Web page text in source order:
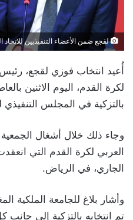
لقجع ضمن الأعضاء التنفيذيين للاتحاد
أُعيد انتخاب فوزي لقجع، رئيس
لكرة القدم، اليوم الاثنين
بالتزكية في المجلس التنفيذي
الجاري، في الرياض.
وأشار بلاغ للجامعة الملكية
تم انتخابه بالتزكية إلى